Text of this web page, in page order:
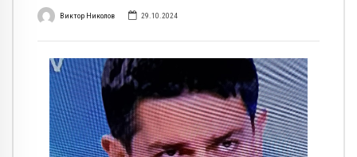
Виктор Николов 29.10.2024